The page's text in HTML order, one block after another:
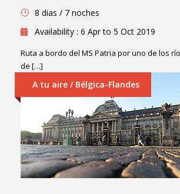
8 dias / 7 noches
Availability : 6 Apr to 5 Oct 2019
Ruta a bordo del MS Patria por uno de los
de […]
A tu aire / Bélgica-Flandes